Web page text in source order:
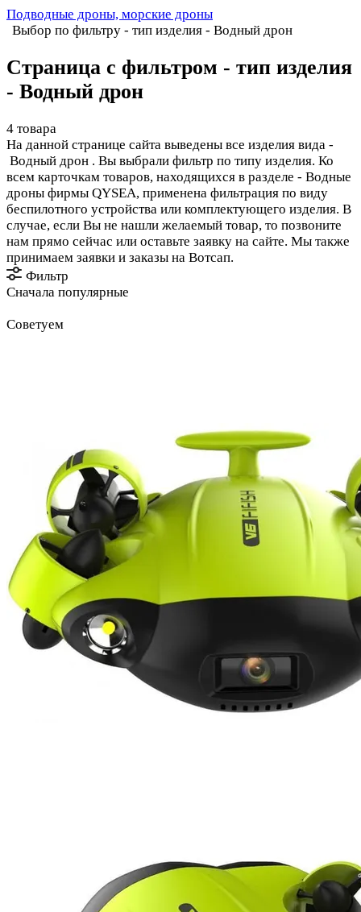
Подводные дроны, морские дроны
Выбор по фильтру - тип изделия - Водный дрон
Страница с фильтром - тип изделия
- Водный дрон
4 товара
На данной странице сайта выведены все изделия вида -
Водный дрон . Вы выбрали фильтр по типу изделия. Ко
всем карточкам товаров, находящихся в разделе - Водные
дроны фирмы QYSEA, применена фильтрация по виду
беспилотного устройства или комплектующего изделия. В
случае, если Вы не нашли желаемый товар, то позвоните
нам прямо сейчас или оставьте заявку на сайте. Мы также
принимаем заявки и заказы на Вотсап.
Фильтр
Сначала популярные
Советуем